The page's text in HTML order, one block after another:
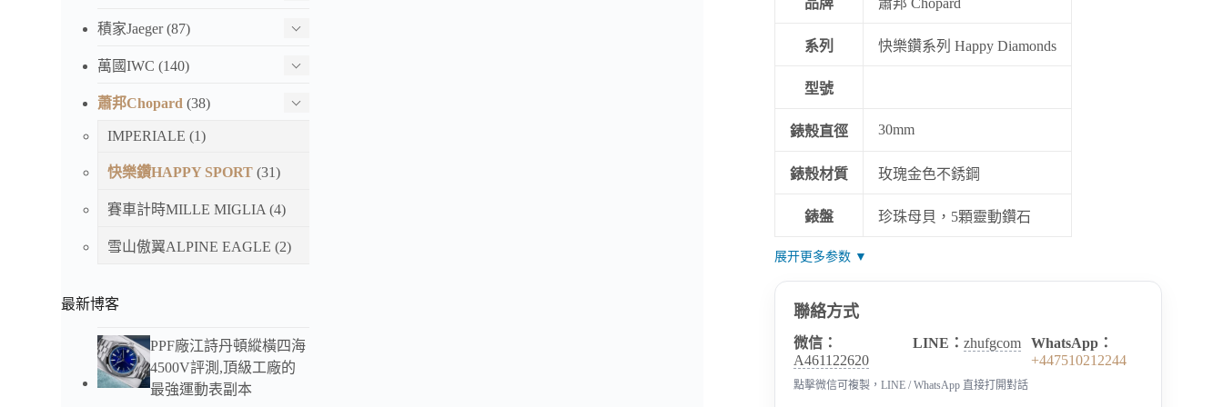
品牌 蕭邦 Chopard
系列 快樂鑽系列 Happy Diamonds
型號
錶殼直徑 30mm
錶殼材質 玫瑰金色不銹鋼
錶盤 珍珠母貝，5顆靈動鑽石
展开更多参数 ▼
聯絡方式
微信：
A461122620
LINE： zhufgcom
WhatsApp：
+447510212244
點擊微信可複製，LINE / WhatsApp 直接打開對話
積家Jaeger(87)
萬國IWC (140)
蕭邦Chopard (38)
IMPERIALE (1)
快樂鑽HAPPY SPORT (31)
賽車計時MILLE MIGLIA (4)
雪山傲翼ALPINE EAGLE (2)
最新博客
PPF廠江詩丹頓縱橫四海
4500V評測,頂級工廠的
最強運動表副本